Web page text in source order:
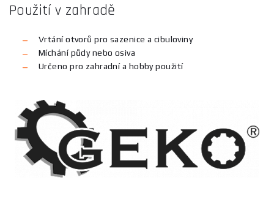
Použití v zahradě
Vrtání otvorů pro sazenice a cibuloviny
Míchání půdy nebo osiva
Určeno pro zahradní a hobby použití